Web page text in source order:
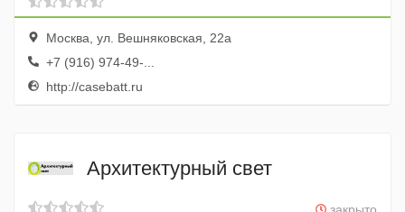
Москва, ул. Вешняковская, 22а
+7 (916) 974-49-...
http://casebatt.ru
Архитектурный свет